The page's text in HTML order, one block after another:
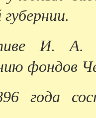
И. А.
фондов
года